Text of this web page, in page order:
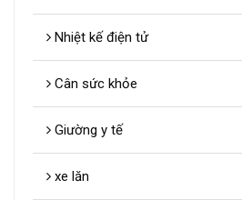
Nhiệt kế điện tử
Cân sức khỏe
Giường y tế
xe lăn